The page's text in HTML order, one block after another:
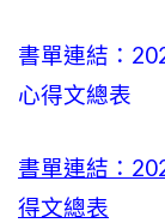
書單連結：
心得文總表
書單連結：
得文總表